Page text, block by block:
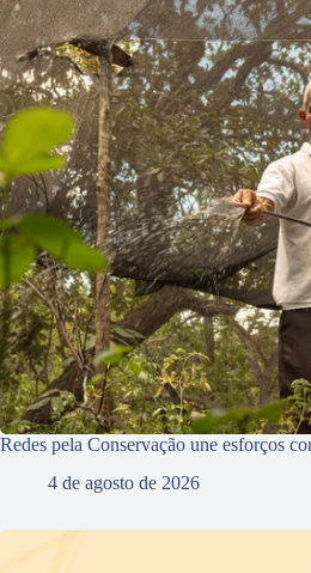
Redes pela Conservação une esforços
4 de agosto de 2026